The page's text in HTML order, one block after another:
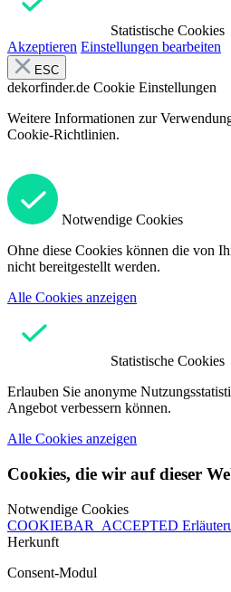
Statistische Cookies
Akzeptieren Einstellungen bearbeiten
ESC
dekorfinder.de Cookie Einstellungen
Weitere Informationen zur
Cookie-Richtlinien.
Notwendige Cookies
Ohne diese Cookies können die von
nicht bereitgestellt werden.
Alle Cookies anzeigen
Statistische Cookies
Erlauben Sie anonyme
Angebot verbessern können.
Alle Cookies anzeigen
Cookies, die wir auf dieser
Notwendige Cookies
COOKIEBAR_ACCEPTED
Herkunft
Consent-Modul